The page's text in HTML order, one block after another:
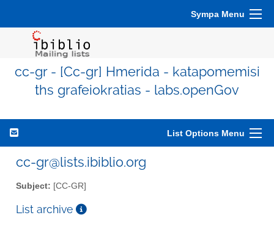
Sympa Menu
cc-gr - [Cc-gr] Hmerida - katapomemisi
ths grafeiokratias - labs.openGov
List Options Menu
cc-gr@lists.ibiblio.org
Subject: [CC-GR]
List archive